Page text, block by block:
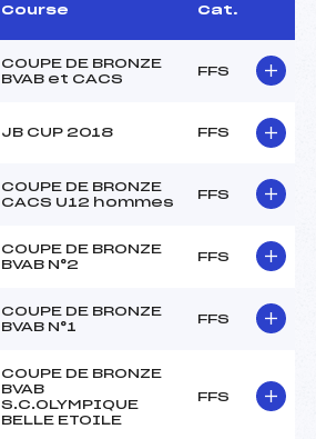
Course Cat.
COUPE DE BRONZE
BVAB et CACS
FFS
JB CUP 2018 FFS
COUPE DE BRONZE
CACS U12 hommes
FFS
COUPE DE BRONZE
BVAB N°2
FFS
COUPE DE BRONZE
BVAB N°1
FFS
COUPE DE BRONZE
BVAB
S.C.OLYMPIQUE
BELLE ETOILE
FFS